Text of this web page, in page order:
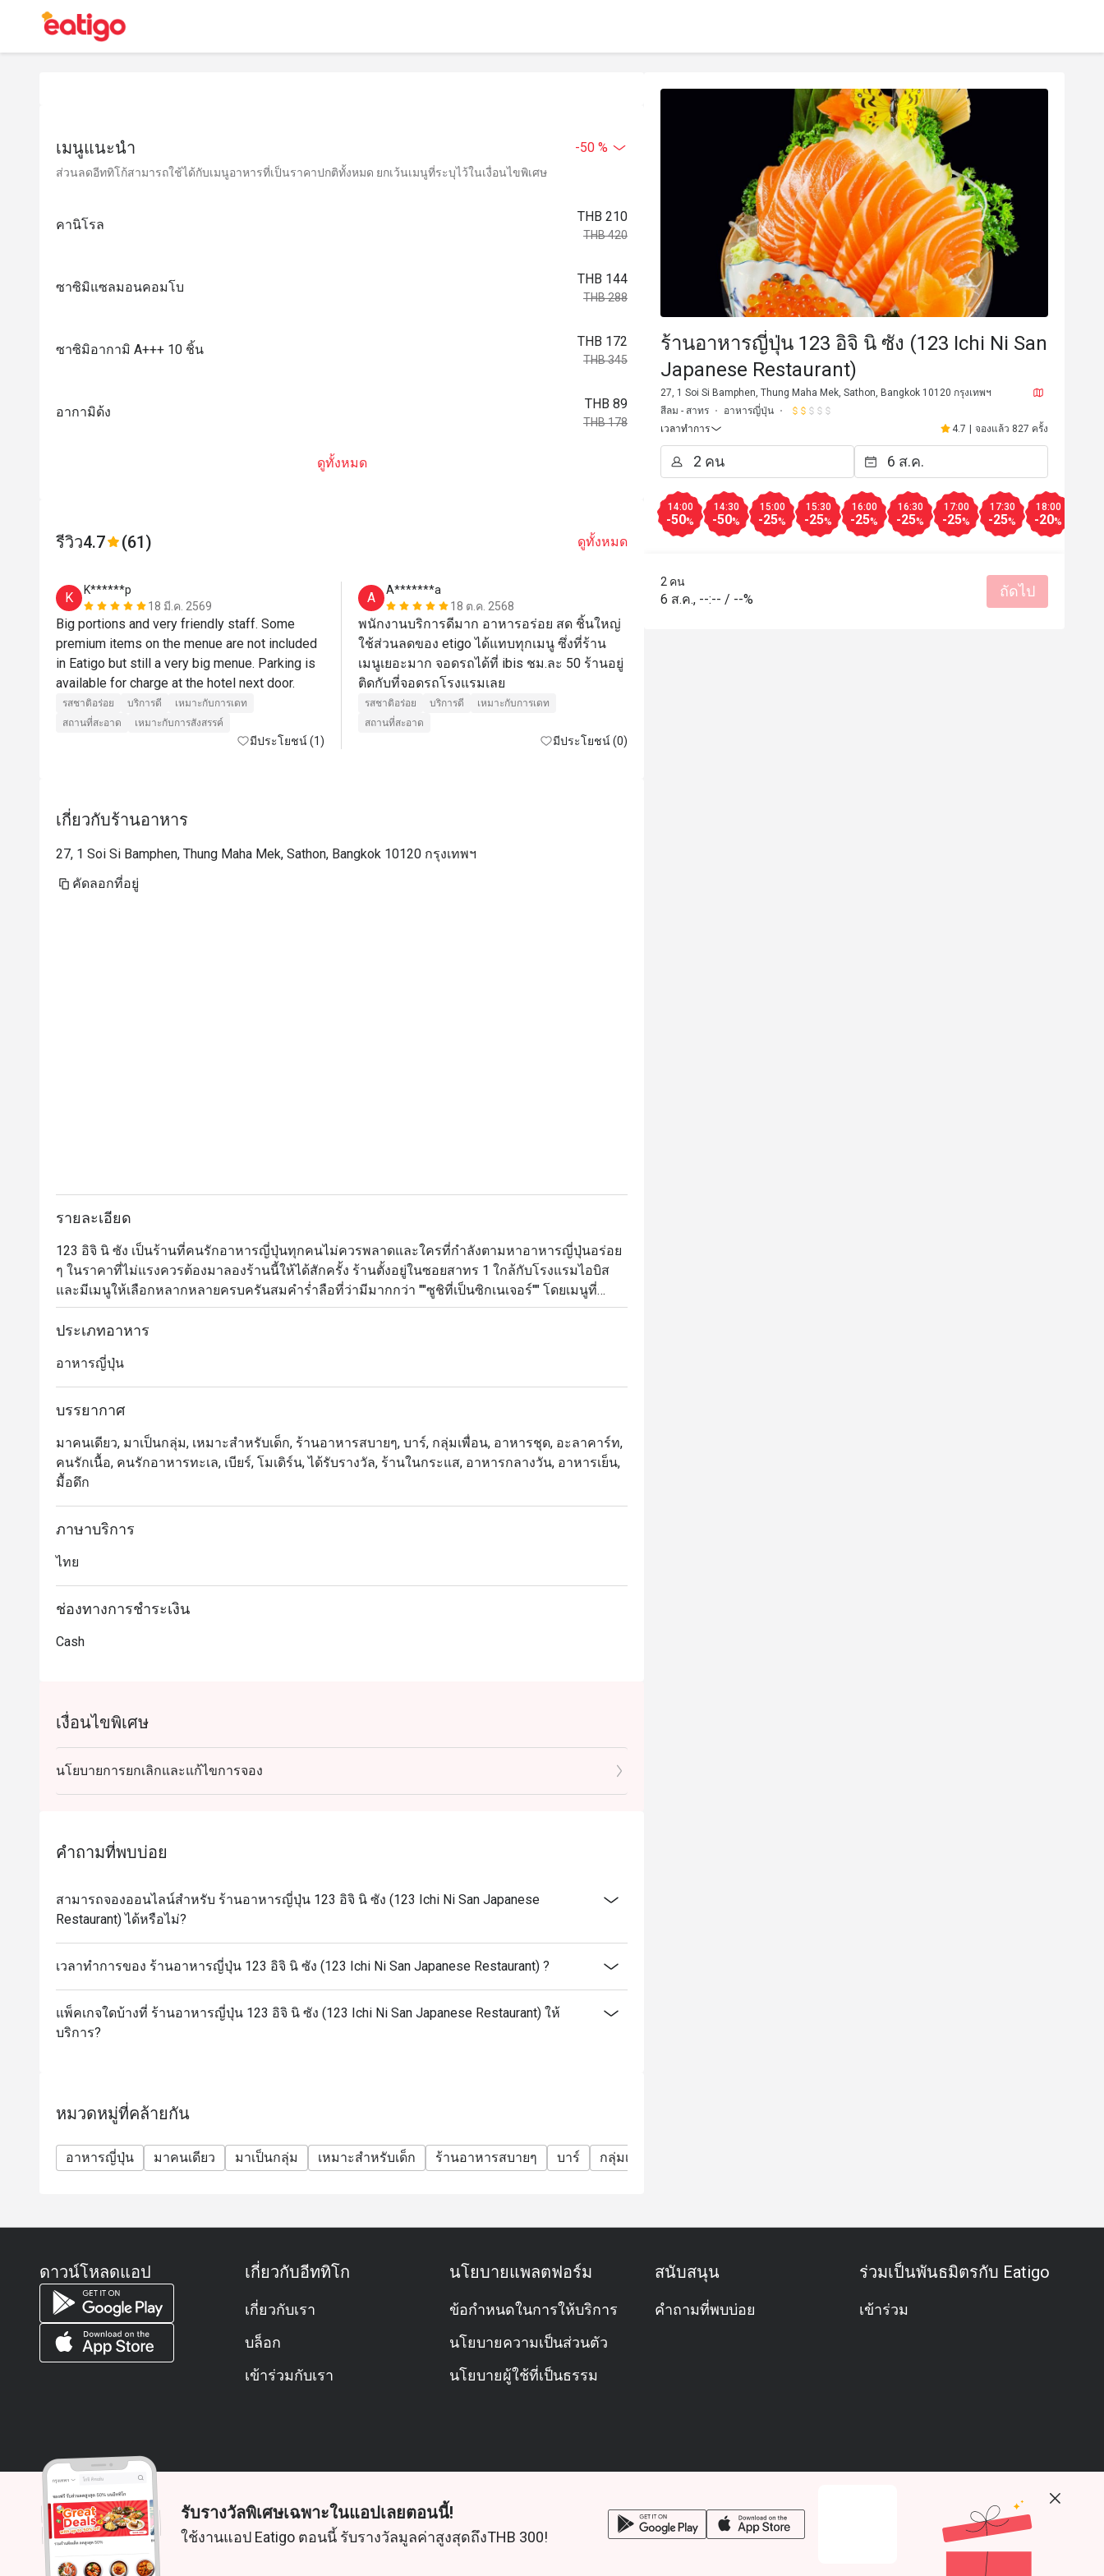
เมนูแนะนำ -50 %
ส่วนลดอีททิโก้สามารถใช้ได้กับเมนูอาหารที่เป็นราคาปกติทั้งหมด ยกเว้นเมนูที่ระบุไว้ในเงื่อนไขพิเศษ
คานิโรล
THB 210
THB 420
ซาซิมิแซลมอนคอมโบ
THB 144
THB 288
ซาซิมิอากามิ A+++ 10 ชิ้น
THB 172
THB 345
อากามิด้ง
THB 89
THB 178
ดูทั้งหมด
รีวิว4.7 (61) ดูทั้งหมด
K
K******p
18 มี.ค. 2569
Big portions and very friendly staff. Some
premium items on the menue are not included
in Eatigo but still a very big menue. Parking is
รสชาติอร่อย บริการดี
เหมาะกับการเดท
สถานที่สะอาด
เหมาะกับการสังสรรค์
มีประโยชน์ (1)
A
A*******a
18 ต.ค. 2568
พนักงานบริการดีมาก อาหารอร่อย สด ชิ้นใหญ่
ใช้ส่วนลดของ etigo ได้แทบทุกเมนู ซึ่งที่ร้าน
เมนูเยอะมาก จอดรถได้ที่ ibis ชม.ละ 50 ร้านอยู่
ติดกับที่จอดรถโรงแรมเลย
รสชาติอร่อย บริการดี
เหมาะกับการเดท
สถานที่สะอาด
มีประโยชน์ (0)
K
p*****************
เกี่ยวกับร้านอาหาร
27, 1 Soi Si Bamphen, Thung Maha Mek, Sathon, Bangkok 10120 กรุงเทพฯ
คัดลอกที่อยู่
รายละเอียด
123 อิจิ นิ ซัง เป็นร้านที่คนรักอาหารญี่ปุ่นทุกคนไม่ควรพลาดและใครที่กำลังตามหาอาหารญี่ปุ่นอร่อย
ๆ ในราคาที่ไม่แรงควรต้องมาลองร้านนี้ให้ได้สักครั้ง ร้านตั้งอยู่ในซอยสาทร 1 ใกล้กับโรงแรมไอบิส
และมีเมนูให้เลือกหลากหลายครบครันสมคำร่ำลือที่ว่ามีมากกว่า ""ซูชิที่เป็นซิกเนเจอร์"" โดยเมนูที่
แนะนำมีตั้งแต่ยากิโทริเสียบไม้ย่าง ซูชิสดใหม่หน้าตาสวยงาม ไปจนถึงราเมงเสิร์ฟร้อนชามโตและ
สเต็กต่าง ๆ
ประเภทอาหาร
อาหารญี่ปุ่น
บรรยากาศ
มาคนเดียว, มาเป็นกลุ่ม, เหมาะสำหรับเด็ก, ร้านอาหารสบายๆ, บาร์, กลุ่มเพื่อน, อาหารชุด, อะลาคาร์ท,
คนรักเนื้อ, คนรักอาหารทะเล, เบียร์, โมเดิร์น, ได้รับรางวัล, ร้านในกระแส, อาหารกลางวัน, อาหารเย็น,
มื้อดึก
ภาษาบริการ
ไทย
ช่องทางการชำระเงิน
Cash
เงื่อนไขพิเศษ
นโยบายการยกเลิกและแก้ไขการจอง
คำถามที่พบบ่อย
สามารถจองออนไลน์สำหรับ ร้านอาหารญี่ปุ่น 123 อิจิ นิ ซัง (123 Ichi Ni San Japanese
Restaurant) ได้หรือไม่?
เวลาทำการของ ร้านอาหารญี่ปุ่น 123 อิจิ นิ ซัง (123 Ichi Ni San Japanese Restaurant) ?
แพ็คเกจใดบ้างที่ ร้านอาหารญี่ปุ่น 123 อิจิ นิ ซัง (123 Ichi Ni San Japanese Restaurant) ให้
บริการ?
หมวดหมู่ที่คล้ายกัน
อาหารญี่ปุ่น มาคนเดียว มาเป็นกลุ่ม เหมาะสำหรับเด็ก ร้านอาหารสบายๆ บาร์ กลุ่มเพื่อน
ร้านอาหารญี่ปุ่น 123 อิจิ นิ ซัง (123 Ichi Ni San
Japanese Restaurant)
27, 1 Soi Si Bamphen, Thung Maha Mek, Sathon, Bangkok 10120 กรุงเทพฯ
สีลม - สาทร
อาหารญี่ปุ่น
เวลาทำการ
4.7 | จองแล้ว 827 ครั้ง
14:00
-50%
14:30
-50%
15:00
-25%
15:30
-25%
16:00
-25%
16:30
-25%
17:00
-25%
17:30
-25%
18:00
-20%
2 คน
6 ส.ค., --:-- / --% ถัดไป
ดาวน์โหลดแอป เกี่ยวกับอีททิโก
เกี่ยวกับเรา
บล็อก
เข้าร่วมกับเรา
นโยบายแพลตฟอร์ม
ข้อกำหนดในการให้บริการ
นโยบายความเป็นส่วนตัว
นโยบายผู้ใช้ที่เป็นธรรม
สนับสนุน
คำถามที่พบบ่อย
ร่วมเป็นพันธมิตรกับ Eatigo
เข้าร่วม
© 2026 Zoek. สงวนลิขสิทธิ์
รับรางวัลพิเศษเฉพาะในแอปเลยตอนนี้!
ใช้งานแอป Eatigo ตอนนี้ รับรางวัลมูลค่าสูงสุดถึงTHB 300!